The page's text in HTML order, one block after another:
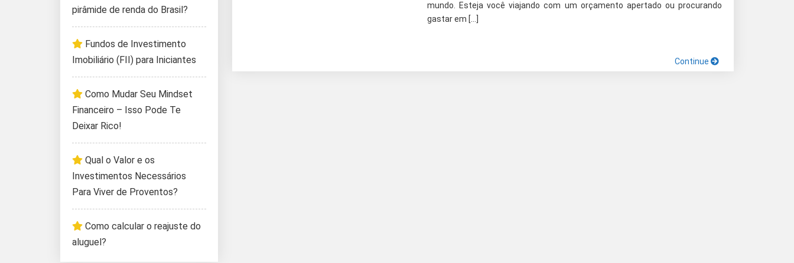
mundo. Esteja você viajando com um orçamento apertado ou procurando
gastar em […]
Continue
pirâmide de renda do Brasil?
Fundos de Investimento
Imobiliário (FII) para Iniciantes
Como Mudar Seu Mindset
Financeiro – Isso Pode Te
Deixar Rico!
Qual o Valor e os
Investimentos Necessários
Para Viver de Proventos?
Como calcular o reajuste do
aluguel?